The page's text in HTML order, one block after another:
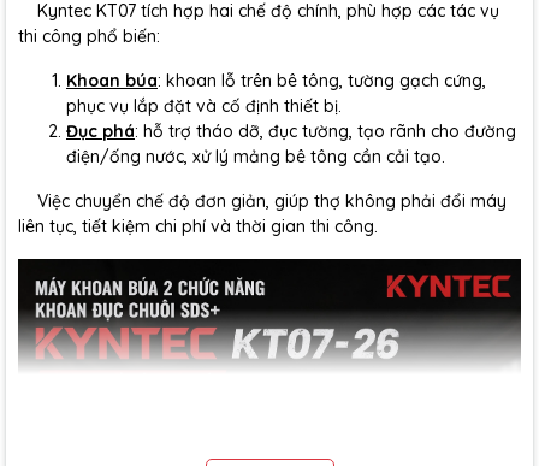
Kyntec KT07 tích hợp hai chế độ chính, phù hợp các tác vụ
thi công phổ biến:
Khoan búa: khoan lỗ trên bê tông, tường gạch cứng,
phục vụ lắp đặt và cố định thiết bị.
Đục phá: hỗ trợ tháo dỡ, đục tường, tạo rãnh cho đường
điện/ống nước, xử lý mảng bê tông cần cải tạo.
Việc chuyển chế độ đơn giản, giúp thợ không phải đổi máy
liên tục, tiết kiệm chi phí và thời gian thi công.